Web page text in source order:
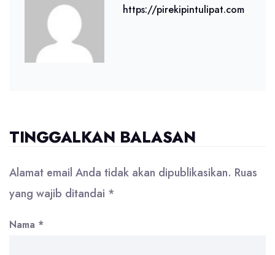
https://pirekipintulipat.com
TINGGALKAN BALASAN
Alamat email Anda tidak akan dipublikasikan. Ruas
yang wajib ditandai *
Nama *